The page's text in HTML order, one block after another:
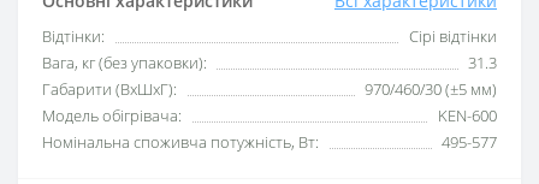
Відтінки:
Сірі відтінки
Вага, кг (без упаковки):
31.3
Габарити (ВхШхГ):
970/460/30 (±5 мм)
Модель обігрівача:
KEN-600
Номінальна споживча потужність, Вт:
495-577